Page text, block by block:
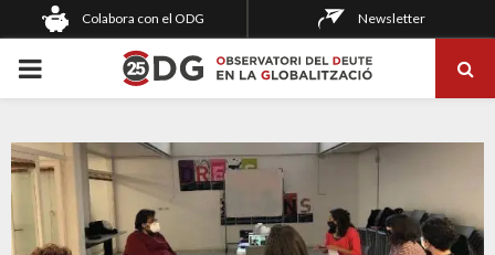
Colabora con el ODG Newsletter
PRIMARY